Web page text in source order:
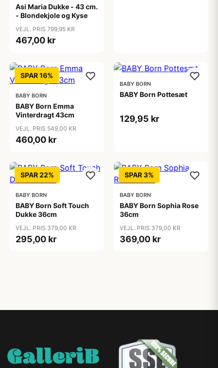
Asi Maria Dukke - 43 cm.
- Blondekjole og Kyse
VEJL. PRIS 799,95 KR
467,00 kr
SPAR 16%
BABY BORN
BABY Born Emma
Vinterdragt 43cm
VEJL. PRIS 549,00 KR
460,00 kr
BABY BORN
BABY Born Pottesæt
129,95 kr
SPAR 22%
BABY BORN
BABY Born Soft Touch
Dukke 36cm
VEJL. PRIS 379,00 KR
295,00 kr
SPAR 3%
BABY BORN
BABY Born Sophia Rose
36cm
VEJL. PRIS 379,00 KR
369,00 kr